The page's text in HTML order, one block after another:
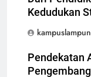
Kedudukan
Pendekatan